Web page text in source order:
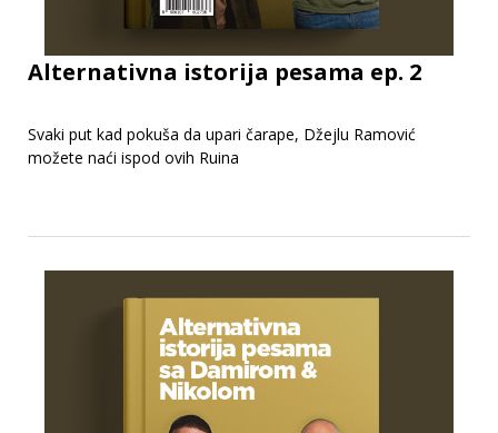
Alternativna istorija pesama ep. 2
Svaki put kad pokuša da upari čarape, Džejlu Ramović
možete naći ispod ovih Ruina